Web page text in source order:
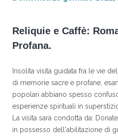
Reliquie e Caffè:
Profana.
Insolita visita guidata fra le vie
di memorie sacre e profane,
popolari abbiano spesso
esperienze spirituali in
La visita sarà condotta da:
in possesso dell'abilitazione di